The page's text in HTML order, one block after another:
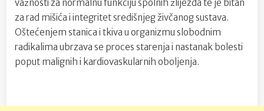
važnosti za normalnu funkciju spolnih žlijezda te je bitan
za rad mišića i integritet središnjeg živčanog sustava.
Oštećenjem stanica i tkiva u organizmu slobodnim
radikalima ubrzava se proces starenja i nastanak bolesti
poput malignih i kardiovaskularnih oboljenja.